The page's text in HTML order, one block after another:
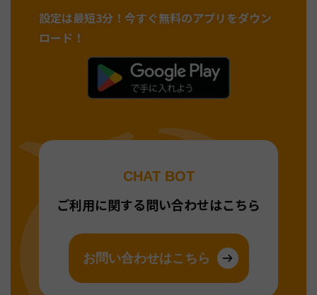
設定は最短3分！ 今すぐ無料のアプリをダウン
ロード！
CHAT BOT
ご利用に関する問い合わせはこちら
お問い合わせはこちら